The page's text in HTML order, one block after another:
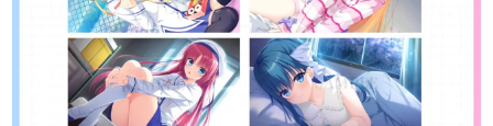
若ゲのいたり〜ゲームクリエイターの青春〜
『うつヌケ』『ペンと箸』等で知られるマンガ家・田中圭
一先生によるゲーム業界レポートマンガです。
なんでゲームは面白い？